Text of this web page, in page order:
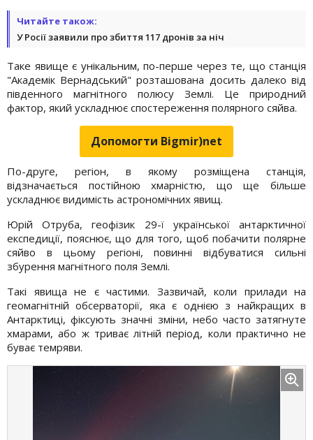
Читайте також:
У Росії заявили про збиття 117 дронів за ніч
Таке явище є унікальним, по-перше через те, що станція
"Академік Вернадський" розташована досить далеко від
південного магнітного полюсу Землі. Це природний
фактор, який ускладнює спостереження полярного сяйва.
Допомогти Bigmir)net
По-друге, регіон, в якому розміщена станція,
відзначається постійною хмарністю, що ще більше
ускладнює видимість астрономічних явищ.
Юрій Отруба, геофізик 29-ї української антарктичної
експедиції, пояснює, що для того, щоб побачити полярне
сяйво в цьому регіоні, повинні відбуватися сильні
збурення магнітного поля Землі.
Такі явища не є частими. Зазвичай, коли прилади на
геомагнітній обсерваторії, яка є однією з найкращих в
Антарктиці, фіксують значні зміни, небо часто затягнуте
хмарами, або ж триває літній період, коли практично не
буває темряви.